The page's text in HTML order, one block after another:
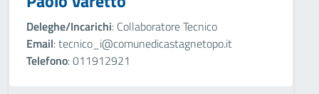
Deleghe/Incarichi: Collaboratore Tecnico
Email: tecnico_i@comunedicastagnetopo.it
Telefono: 011912921